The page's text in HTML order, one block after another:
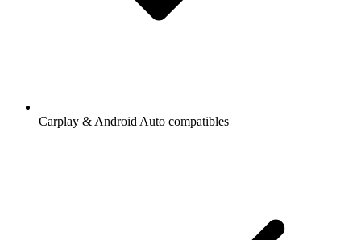
Carplay & Android Auto compatibles